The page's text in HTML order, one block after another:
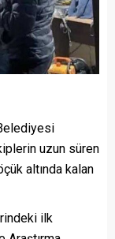
uzun süren
altında kalan
ilk